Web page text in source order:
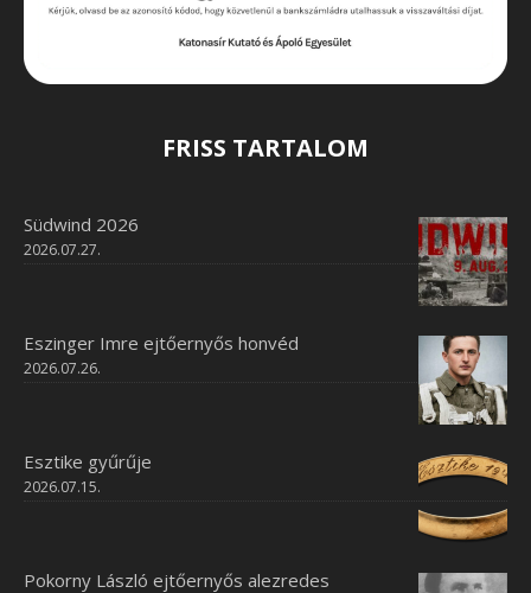
FRISS TARTALOM
Südwind 2026
2026.07.27.
Eszinger Imre ejtőernyős honvéd
2026.07.26.
Esztike gyűrűje
2026.07.15.
Pokorny László ejtőernyős alezredes